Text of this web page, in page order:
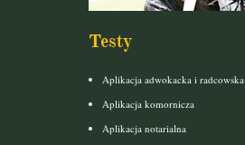
Testy
Aplikacja adwokacka i radcowska
Aplikacja komornicza
Aplikacja notarialna